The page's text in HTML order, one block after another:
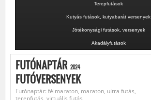
Terepfutások
Kutyás futások, kutyabarát versenyek
Jótékonysági futások, versenyek
Akadályfutások
FUTÓNAPTÁR 2024
FUTÓVERSENYEK
Futónaptár: félmaraton, maraton, ultra futás,
terepfutás, virtuális futás